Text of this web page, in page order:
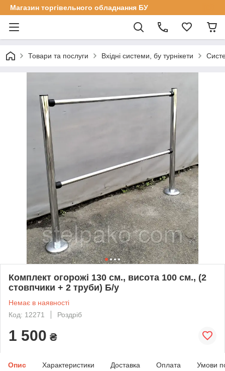
Магазин торгівельного обладнання БУ
Товари та послуги Вхідні системи, бу турнікети
Комплект огорожі 130 см., висота 100 см., (2
стовпчики + 2 труби) Б/у
Немає в наявності
Код: 12271
Роздріб
1 500 ₴
Опис Характеристики Доставка Оплата Умови